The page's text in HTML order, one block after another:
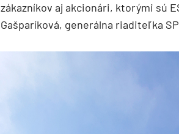
zákazníkov aj akcionári, ktorými sú
Gašparíková, generálna riaditeľka